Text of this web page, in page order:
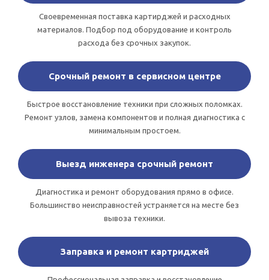
Своевременная поставка картирджей и расходных
материалов. Подбор под оборудование и контроль
расхода без срочных закупок.
Срочный ремонт в сервисном центре
Быстрое восстановление техники при сложных поломках.
Ремонт узлов, замена компонентов и полная диагностика с
минимальным простоем.
Выезд инженера срочный ремонт
Диагностика и ремонт оборудования прямо в офисе.
Большинство неисправностей устраняется на месте без
вывоза техники.
Заправка и ремонт картриджей